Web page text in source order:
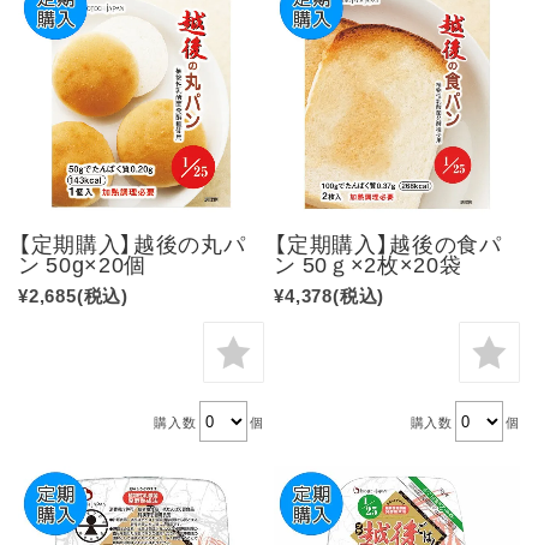
【定期購入】越後の丸パ
ン 50g×20個
¥2,685(税込)
購入数 個
【定期購入】越後の食パ
ン 50ｇ×2枚×20袋
¥4,378(税込)
購入数 個